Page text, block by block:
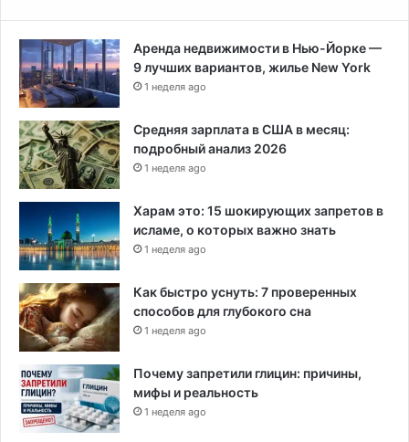
Аренда недвижимости в Нью-Йорке —
9 лучших вариантов, жилье New York
1 неделя ago
Средняя зарплата в США в месяц:
подробный анализ 2026
1 неделя ago
Харам это: 15 шокирующих запретов в
исламе, о которых важно знать
1 неделя ago
Как быстро уснуть: 7 проверенных
способов для глубокого сна
1 неделя ago
Почему запретили глицин: причины,
мифы и реальность
1 неделя ago